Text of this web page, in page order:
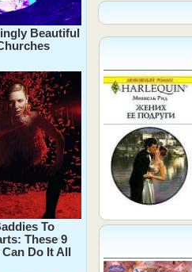
Beautiful
To
These 9
Do It All